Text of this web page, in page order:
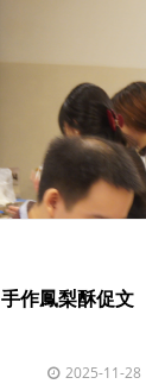
作鳳梨酥促文
2025-11-28